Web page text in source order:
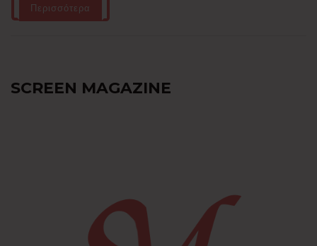
Περισσότερα
SCREEN MAGAZINE